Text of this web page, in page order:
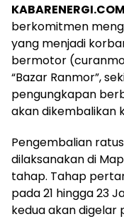
KABARENERGI.COM
berkomitmen
yang menjadi
bermotor
“Bazar Ranmor”,
pengungkapan
akan dikembalikan
Pengembalian
dilaksanakan di
tahap. Tahap
pada 21 hingga 23
kedua akan digelar